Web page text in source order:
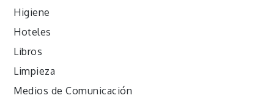
Higiene
Hoteles
Libros
Limpieza
Medios de Comunicación